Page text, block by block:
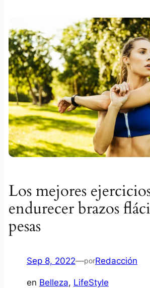
Los mejores
endurecer brazos
pesas
Sep 8, 2022—porRedacción
en Belleza, LifeStyle